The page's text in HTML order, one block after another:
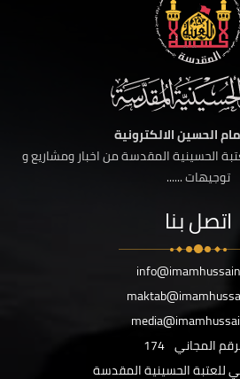
الحسين الالكترونية
الحسينية المقدسة من اخبار ومشاريع و
توجيهات ......
اتصل بنا
المجاني 174
للعتبة الحسينية المقدسة